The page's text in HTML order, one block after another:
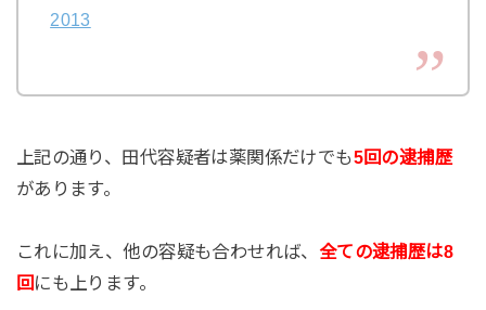
2013
上記の通り、田代容疑者は薬関係だけでも5回の逮捕歴
があります。
これに加え、他の容疑も合わせれば、 全ての逮捕歴は8
回 にも上ります。